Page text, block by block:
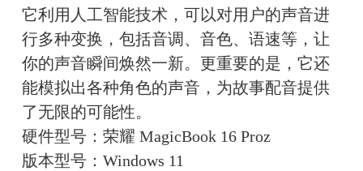
它利用人工智能技术，可以对用户的声音进
行多种变换，包括音调、音色、语速等，让
你的声音瞬间焕然一新。更重要的是，它还
能模拟出各种角色的声音，为故事配音提供
了无限的可能性。
硬件型号：荣耀 MagicBook 16 Proz
版本型号：Windows 11